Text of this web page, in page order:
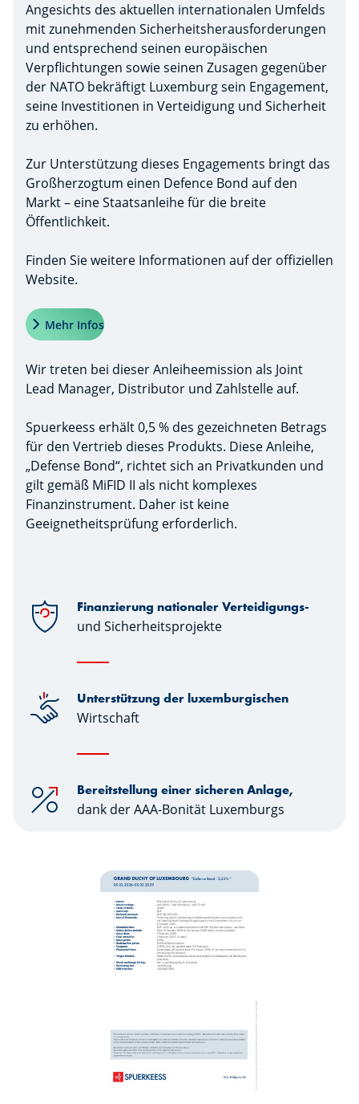
Angesichts des aktuellen internationalen Umfelds
mit zunehmenden Sicherheitsherausforderungen
und entsprechend seinen europäischen
Verpflichtungen sowie seinen Zusagen gegenüber
der NATO bekräftigt Luxemburg sein Engagement,
seine Investitionen in Verteidigung und Sicherheit
zu erhöhen.
Zur Unterstützung dieses Engagements bringt das
Großherzogtum einen Defence Bond auf den
Markt – eine Staatsanleihe für die breite
Öffentlichkeit.
Finden Sie weitere Informationen auf der offiziellen
Website.
Mehr Infos
Wir treten bei dieser Anleiheemission als Joint
Lead Manager, Distributor und Zahlstelle auf.
Spuerkeess erhält 0,5 % des gezeichneten Betrags
für den Vertrieb dieses Produkts. Diese Anleihe,
„Defense Bond“, richtet sich an Privatkunden und
gilt gemäß MiFID II als nicht komplexes
Finanzinstrument. Daher ist keine
Geeignetheitsprüfung erforderlich.
Finanzierung nationaler Verteidigungs-
und Sicherheitsprojekte
Unterstützung der luxemburgischen
Wirtschaft
Bereitstellung einer sicheren Anlage,
dank der AAA-Bonität Luxemburgs